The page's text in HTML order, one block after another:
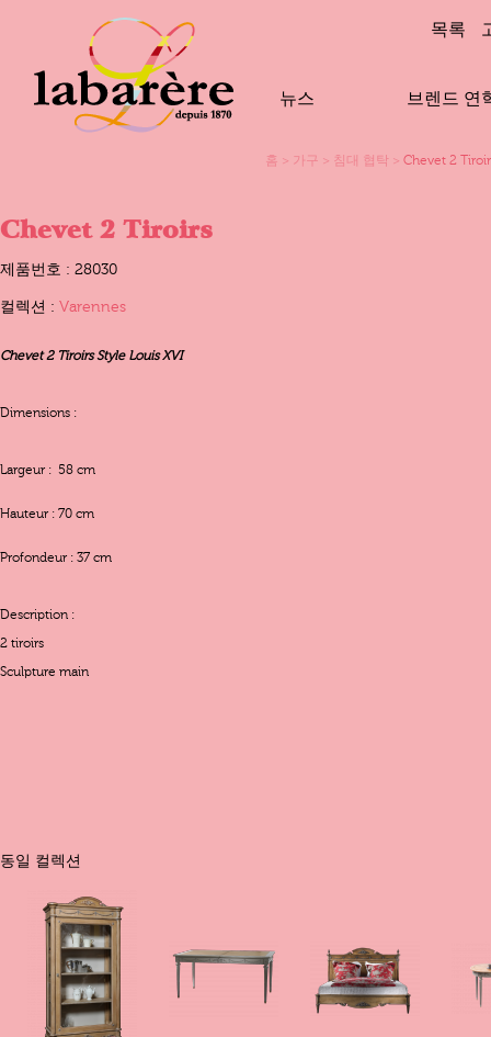
목록
뉴스 브렌드 연
홈 > 가구 > 침대 협탁 > Chevet 2
Chevet 2 Tiroirs
제품번호 : 28030
컬렉션 : Varennes
Chevet 2 Tiroirs Style Louis XVI
Dimensions :
Largeur : 58 cm
Hauteur : 70 cm
Profondeur : 37 cm
Description :
2 tiroirs
Sculpture main
동일 컬렉션